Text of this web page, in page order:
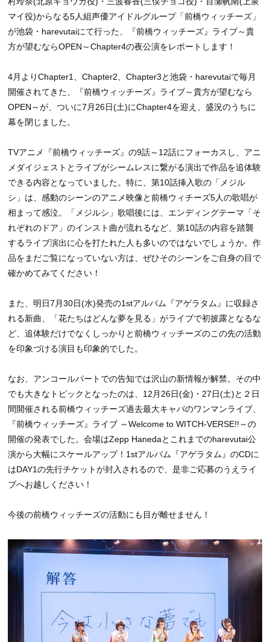
マイ役)からなる5人組声優アイドルグループ「前橋ウィッチーズ」
が池袋・harevutaiにて行った、『前橋ウィッチーズ』ライブ～貴
方が望むならOPEN～Chapter4の夜公演をレポートします！
4月よりChapter1、Chapter2、Chapter3と池袋・harevutaiで毎月
開催されてきた、『前橋ウィッチーズ』ライブ～貴方が望むなら
OPEN～が、ついに7月26日(土)にChapter4を迎え、盛況のうちに
幕を閉じました。
TVアニメ『前橋ウィッチーズ』の9話～12話にフォーカスし、アニ
メダイジェストとライブがシームレスに繋がる演出で作品を追体験
できる内容となっていました。特に、第10話挿入歌の「メジル
シ」は、感動のシーンのアニメ映像と前橋ウィチーズ5人の歌唱が
相まって感泣。「メジルシ」歌唱後には、エンディングテーマ「そ
れぞれのドア」のインスト曲が流れるなど、第10話の内容を踏襲
するライブ演出に心を打たれた人も多いのではないでしょうか。作
品をまだご覧になっていない方は、ぜひそのシーンをご自身の目で
確かめてみてください！
また、明日7月30日(水)発売の1stアルバム『アゲラタム』に収録さ
れる新曲、「花たちはどんな夢を見る」がライブで初披露となるな
ど、追体験だけでなくしっかりと前橋ウィッチーズのこの先の活動
を印象づける演目も印象的でした。
なお、アンコールパートでの告知では沢山の新情報が解禁。その中
でも大きなトピックとなったのは、12月26日(金)・27日(土)と２日
間開催される前橋ウィッチーズ過去最大キャパのワンマンライブ、
『前橋ウィッチーズ』ライブ ～Welcome to WITCH-VERSE!!～の
開催の発表でした。会場はZepp Hanedaとこれまでのharevutai公
演から大幅にスケールアップ！1stアルバム『アゲラタム』のCDに
はDAY1の先行チケットが封入されるので、是非ご応募のうえライ
ブへお越しください！
今後の前橋ウィッチーズの活動にも目が離せません！